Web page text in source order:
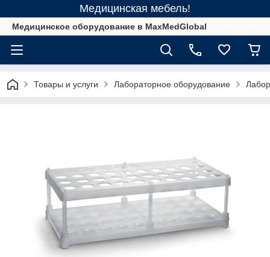
Медицинская мебель!
Медицинское оборудование в MaxMedGlobal
Товары и услуги Лабораторное оборудование